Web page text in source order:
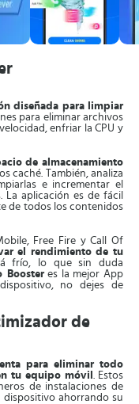
diseñada para limpiar
para eliminar archivos
enfriar la CPU y
de almacenamiento
caché. También, analiza
e incrementar el
La aplicación es de fácil
de todos los contenidos
Free Fire y Call Of
el rendimiento de tu
frío, lo que sin duda
Boosteres la mejor App
no dejes de
de
para eliminar todo
tu equipo móvil . Estos
de instalaciones de
ahorrando su